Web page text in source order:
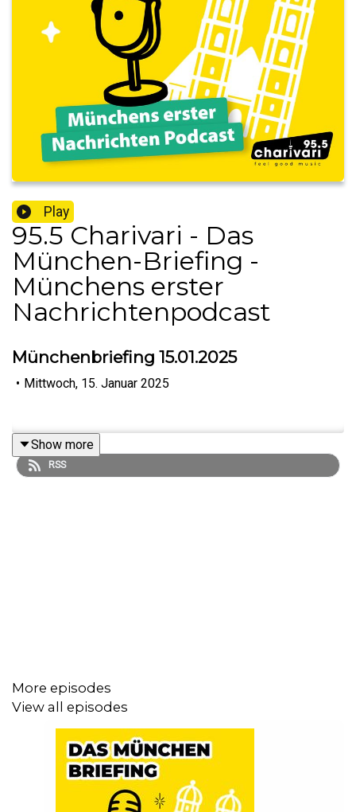
Play
95.5 Charivari - Das
München-Briefing -
Münchens erster
Nachrichtenpodcast
Münchenbriefing 15.01.2025
• Mittwoch, 15. Januar 2025
Show more
RSS
More episodes
View all episodes